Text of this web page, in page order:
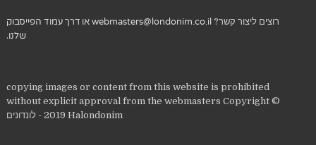
רוצים ליצור קשר? webmasters@londonim.co.il או דרךעמוד הפייסבוק
שלנו.
copying images or content from this website is prohibited
without explicit approval from the webmasters Copyright ©
2019 Halondonim - לונדונים